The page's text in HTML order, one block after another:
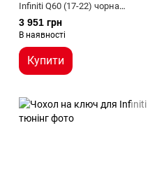
Infiniti Q60 (17-22) чорна
глянсова
3 951 грн
В наявності
Купити